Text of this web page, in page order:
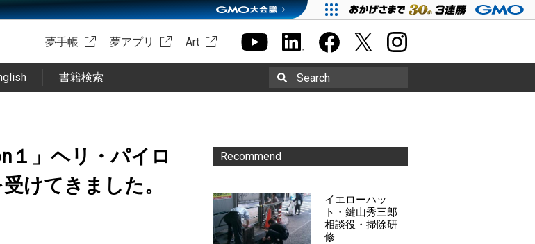
夢手帳 夢アプリ Art
書籍検索 Search
１」ヘリ・パイロ
けてきました。
Recommend
イエローハッ
ト・鍵山秀三郎
相談役・掃除研
修